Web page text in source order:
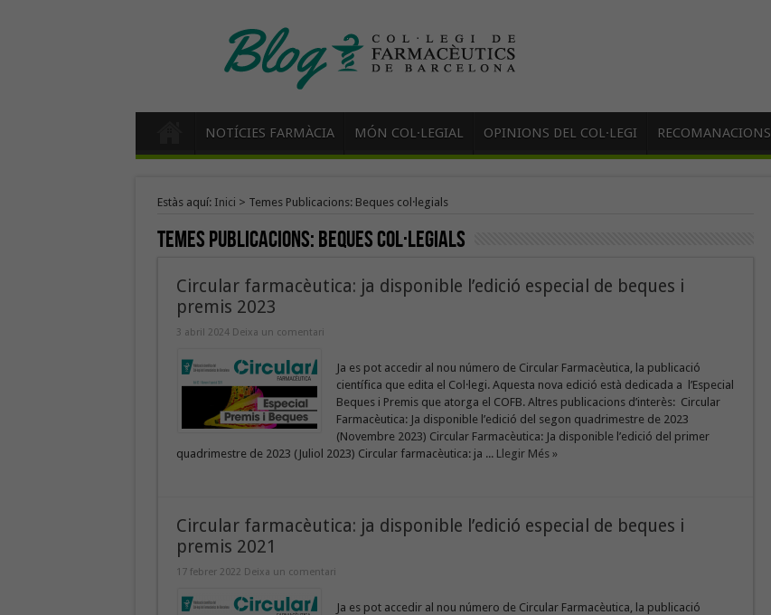
NOTÍCIES FARMÀCIA MÓN COL·LEGIAL OPINIONS DEL COL·LEGI RECOMANACIONS
Estàs aquí: Inici > Temes Publicacions: Beques col·legials
Temes Publicacions:Beques col·legials
Circular farmacèutica: ja disponible l’edició especial de beques i
premis 2023
3 abril 2024 Deixa un comentari
Ja es pot accedir al nou número de Circular Farmacèutica, la publicació
científica que edita el Col·legi. Aquesta nova edició està dedicada a l’Especial
Beques i Premis que atorga el COFB. Altres publicacions d’interès: Circular
Farmacèutica: Ja disponible l’edició del segon quadrimestre de 2023
(Novembre 2023) Circular Farmacèutica: Ja disponible l’edició del primer
quadrimestre de 2023 (Juliol 2023) Circular farmacèutica: ja ... Llegir Més »
Circular farmacèutica: ja disponible l’edició especial de beques i
premis 2021
17 febrer 2022 Deixa un comentari
Ja es pot accedir al nou número de Circular Farmacèutica, la publicació